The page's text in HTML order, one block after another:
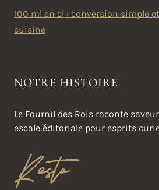
100 ml en cl : conversion simple
cuisine
NOTRE HISTOIRE
Le Fournil des Rois raconte
escale éditoriale pour esprits